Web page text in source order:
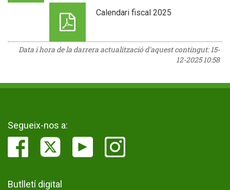
Calendari fiscal 2025
Data i hora de la darrera actualització d'aquest contingut:15-
12-2025 10:58
Segueix-nos a:
Butlletí digital